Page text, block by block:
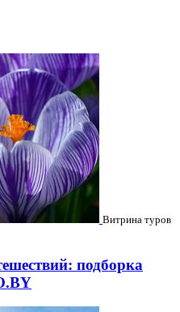
Витрина туров
подборка